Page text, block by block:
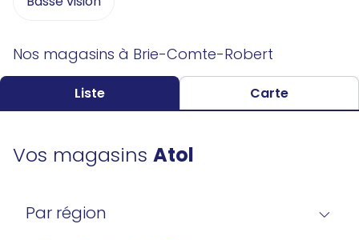
Nos magasins à Brie-Comte-Robert
Liste Carte
Vos magasins Atol
Par région